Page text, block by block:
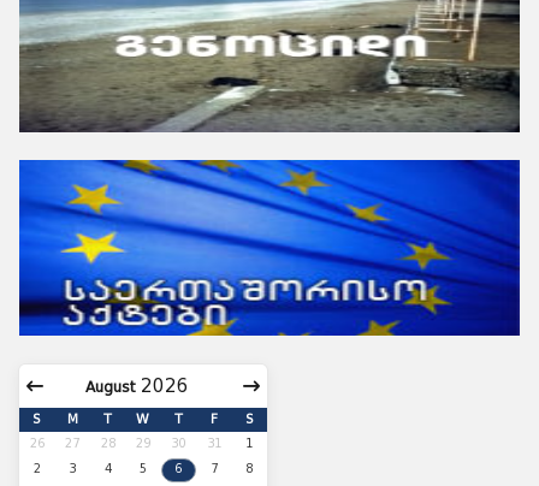
August
S M T W T F S
26 27 28 29 30 31
1
2
3 4 5 6 7
8